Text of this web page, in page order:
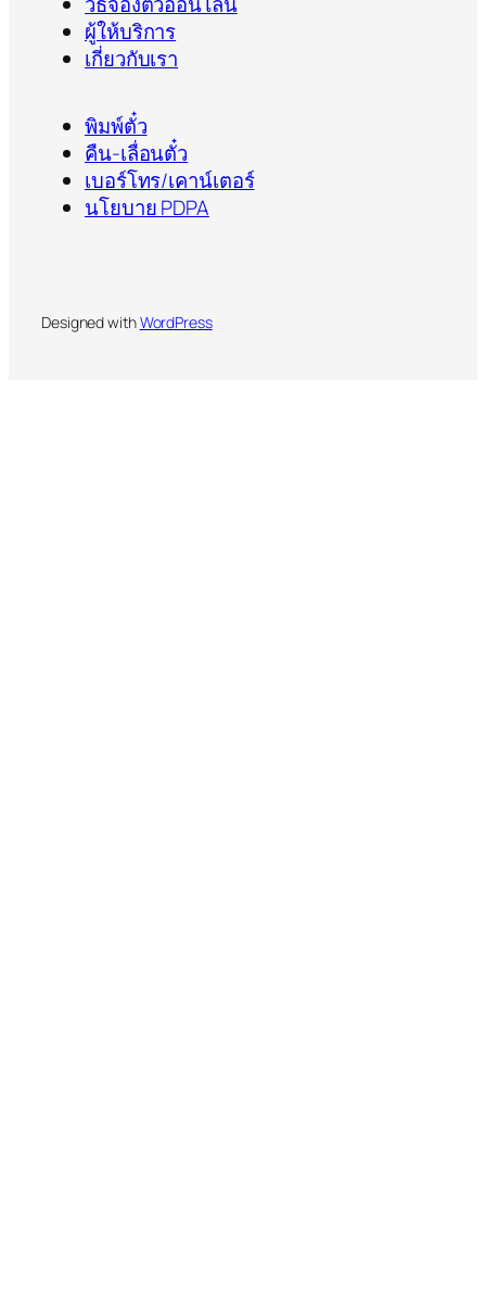
ผู้ให้บริการ
เกี่ยวกับเรา
พิมพ์ตั๋ว
คืน-เลื่อนตั๋ว
เบอร์โทร/เคาน์เตอร์
นโยบาย PDPA
Designed withWordPress